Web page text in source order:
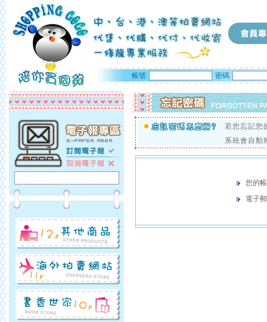
帳號 密碼
若您忘記您
系統會自動
您的
電子